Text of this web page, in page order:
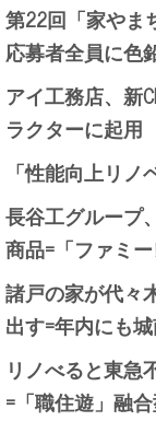
第22回「家やま
応募者全員に色
アイ工務店、新
ラクターに起用
「性能向上リノ
長谷工グループ
商品=「ファミ
諸戸の家が代々
出す=年内にも
リノべると東急
=「職住遊」融